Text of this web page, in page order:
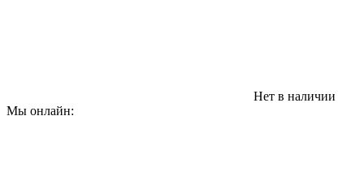
Нет в наличии
Мы онлайн: